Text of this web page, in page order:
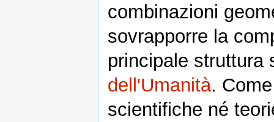
combinazioni
sovrapporre la
principale
dell'Umanità.
scientifiche né